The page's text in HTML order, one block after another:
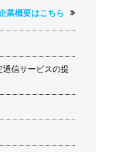
業概要はこちら
信サービスの提